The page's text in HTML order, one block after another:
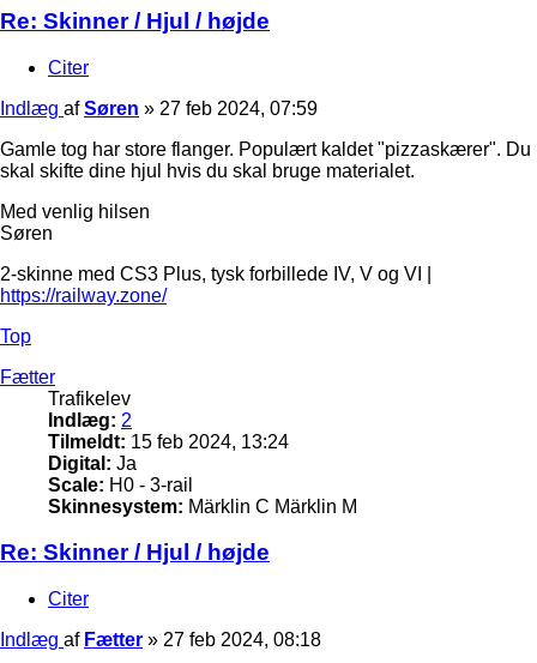
Re: Skinner / Hjul / højde
Citer
Indlæg afSøren » 27 feb 2024, 07:59
Gamle tog har store flanger. Populært kaldet "pizzaskærer". Du
skal skifte dine hjul hvis du skal bruge materialet.
Med venlig hilsen
Søren
2-skinne med CS3 Plus, tysk forbillede IV, V og VI |
https://railway.zone/
Top
Fætter
Trafikelev
Indlæg: 2
Tilmeldt: 15 feb 2024, 13:24
Digital: Ja
Scale: H0 - 3-rail
Skinnesystem: Märklin C Märklin M
Re: Skinner / Hjul / højde
Citer
Indlæg af Fætter » 27 feb 2024, 08:18